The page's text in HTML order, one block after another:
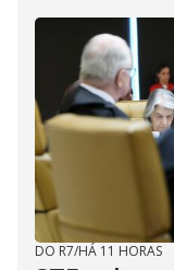
DO R7/HÁ 11 HORAS